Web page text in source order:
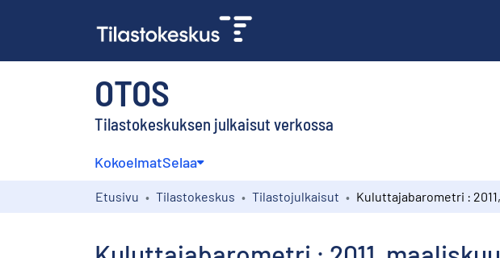
OTOS
Tilastokeskuksen julkaisut verkossa
KokoelmatSelaa
Etusivu Tilastokeskus Tilastojulkaisut